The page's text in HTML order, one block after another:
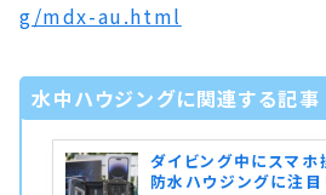
g/mdx-au.html
水中ハウジングに関連する記事
ダイビング中にスマホ
防水ハウジングに注目